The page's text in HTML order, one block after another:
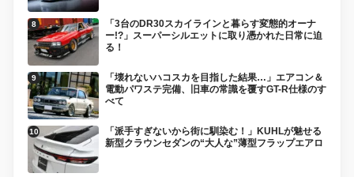
「3台のDR30スカイラインと暮らす変態的オーナ
ー!?」スーパーシルエットに取り憑かれた日常に迫
る！
「壊れないハコスカを目指した結果…」エアコン＆
電動パワステ完備、旧車の常識を覆すGT-R仕様のす
べて
「派手すぎないから街に馴染む！」KUHLが魅せる
新型クラウンセダンの“大人な”薄型フラップエアロ